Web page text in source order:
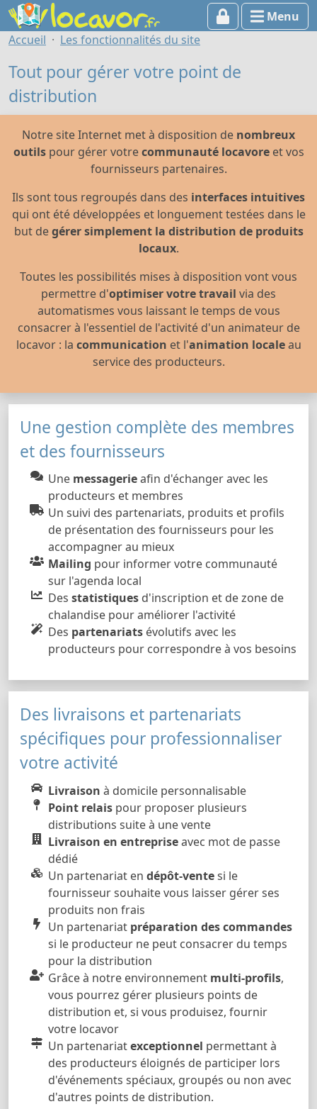
Menu
Accueil
Les fonctionnalités du site
Tout pour gérer votre point de
distribution
Notre site Internet met à disposition de nombreux
outilspour gérer votrecommunauté locavoreet vos
fournisseurs partenaires.
Ils sont tous regroupés dans des interfaces intuitives
qui ont été développées et longuement testées dans le
but degérer simplement la distribution de produits
locaux.
Toutes les possibilités mises à disposition vont vous
permettre d'optimiser votre travail via des
automatismes vous laissant le temps de vous
consacrer à l'essentiel de l'activité d'un animateur de
locavor : la communication et l'animation localeau
service des producteurs.
Une gestion complète des membres
et des fournisseurs
Une messagerieafin d'échanger avec les
producteurs et membres
Un suivi des partenariats, produits et profils
de présentation des fournisseurs pour les
accompagner au mieux
Mailing pour informer votre communauté
sur l'agenda local
Des statistiques d'inscription et de zone de
chalandise pour améliorer l'activité
Des partenariats évolutifs avec les
producteurs pour correspondre à vos besoins
Des livraisons et partenariats
spécifiques pour professionnaliser
votre activité
Livraison à domicile personnalisable
Point relais pour proposer plusieurs
distributions suite à une vente
Livraison en entrepriseavec mot de passe
dédié
Un partenariat en dépôt-ventesi le
fournisseur souhaite vous laisser gérer ses
produits non frais
Un partenariat préparation des commandes
si le producteur ne peut consacrer du temps
pour la distribution
Grâce à notre environnement multi-profils,
vous pourrez gérer plusieurs points de
distribution et, si vous produisez, fournir
votre locavor
Un partenariatexceptionnel permettant à
des producteurs éloignés de participer lors
d'événements spéciaux, groupés ou non avec
d'autres points de distribution.